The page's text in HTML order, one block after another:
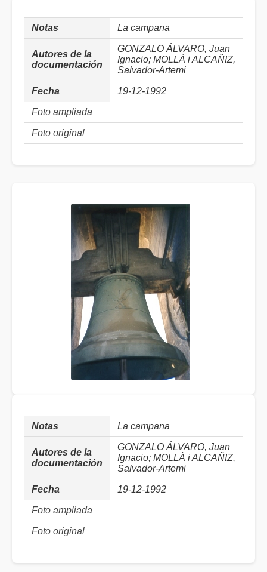
Notas La campana
Autores de la
documentación
GONZALO ÁLVARO, Juan
Ignacio; MOLLÀ i ALCAÑIZ,
Salvador-Artemi
Fecha 19-12-1992
Foto ampliada
Foto original
Notas La campana
Autores de la
documentación
GONZALO ÁLVARO, Juan
Ignacio; MOLLÀ i ALCAÑIZ,
Salvador-Artemi
Fecha 19-12-1992
Foto ampliada
Foto original